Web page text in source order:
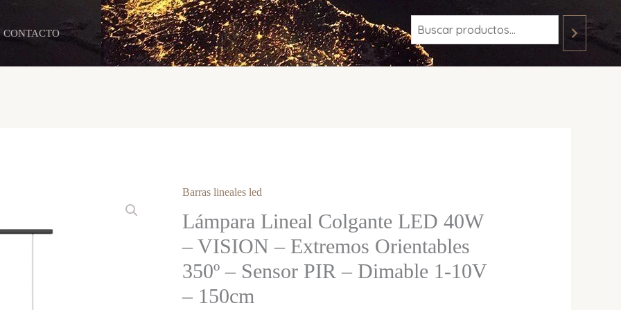
CONTACTO
Barras lineales led
Lámpara Lineal Colgante LED 40W
– VISION – Extremos Orientables
350º – Sensor PIR – Dimable 1-10V
– 150cm